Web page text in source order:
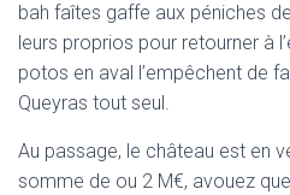
bah faîtes gaffe aux péniches
leurs proprios pour retourner à
potos en aval l’empêchent de
Queyras tout seul.
Au passage, le château est en
somme de ou 2 M€, avouez